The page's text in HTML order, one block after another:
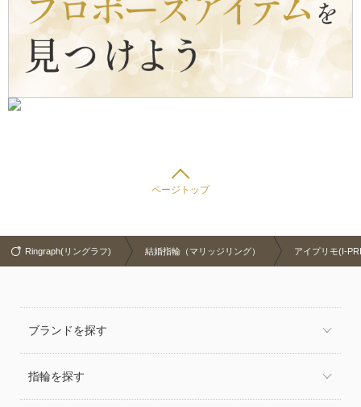
ページトップ
Ringraph(リングラフ) 結婚指輪（マリッジリング） アイプリモ(I-
ブランドを探す
指輪を探す